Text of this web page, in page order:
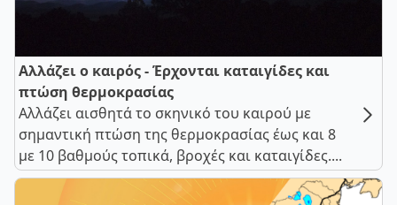
Αλλάζει ο καιρός - Έρχονται καταιγίδες και
πτώση θερμοκρασίας
Αλλάζει αισθητά το σκηνικό του καιρού με
σημαντική πτώση της θερμοκρασίας έως και 8
με 10 βαθμούς τοπικά, βροχές και καταιγίδες....